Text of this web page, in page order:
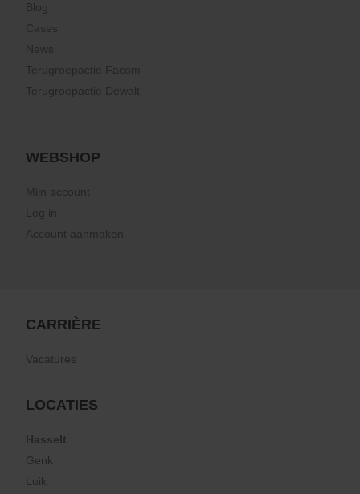
Blog
Cases
News
Terugroepactie Facom
Terugroepactie Dewalt
WEBSHOP
Mijn account
Log in
Account aanmaken
CARRIÈRE
Vacatures
LOCATIES
Hasselt
Genk
Luik